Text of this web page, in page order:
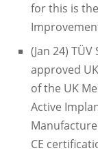
for this is
(Jan 24)
approved
of the UK
Active
CE